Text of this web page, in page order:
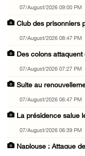
07/August/2026 09:00 PM
Club des prisonniers
07/August/2026 08:47 PM
Des colons
07/August/2026 07:27 PM
Suite au
07/August/2026 06:47 PM
La présidence salue
07/August/2026 06:39 PM
Naplouse : Attaque